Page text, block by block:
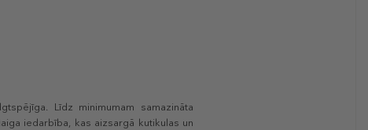
Līdz minimumam samazināta
iedarbība, kas aizsargā kutikulas un